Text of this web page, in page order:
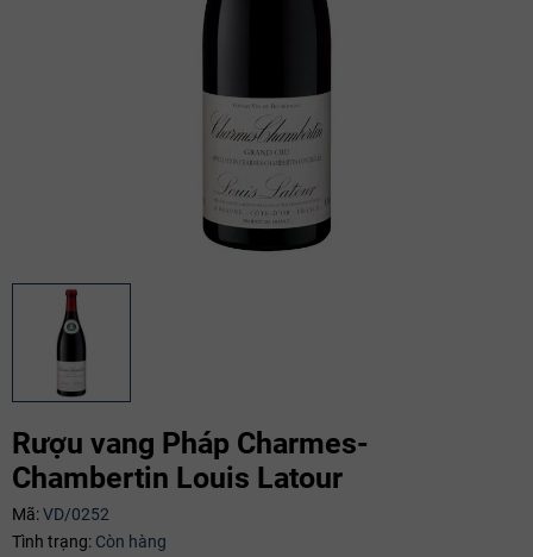
Rượu vang Pháp Charmes-
Chambertin Louis Latour
Mã:VD/0252
Tình trạng: Còn hàng